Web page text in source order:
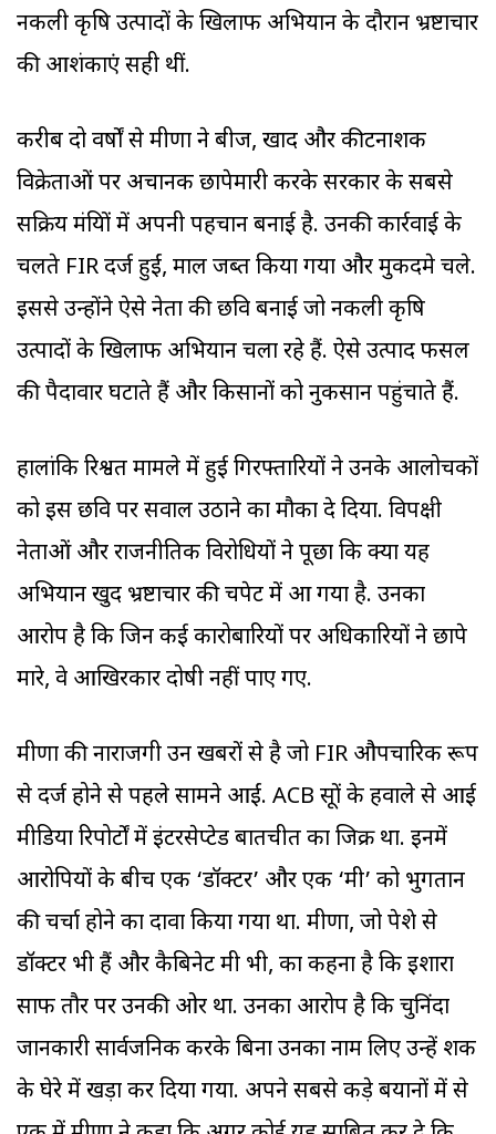
नकली कृषि उत्पादों के खिलाफ अभियान के दौरान भ्रष्टाचार
की आशंकाएं सही थीं.
करीब दो वर्षों से मीणा ने बीज, खाद और कीटनाशक
विक्रेताओं पर अचानक छापेमारी करके सरकार के सबसे
सक्रिय मंत्रियों में अपनी पहचान बनाई है. उनकी कार्रवाई के
चलते FIR दर्ज हुईं, माल जब्त किया गया और मुकदमे चले.
इससे उन्होंने ऐसे नेता की छवि बनाई जो नकली कृषि
उत्पादों के खिलाफ अभियान चला रहे हैं. ऐसे उत्पाद फसल
की पैदावार घटाते हैं और किसानों को नुकसान पहुंचाते हैं.
हालांकि रिश्वत मामले में हुई गिरफ्तारियों ने उनके आलोचकों
को इस छवि पर सवाल उठाने का मौका दे दिया. विपक्षी
नेताओं और राजनीतिक विरोधियों ने पूछा कि क्या यह
अभियान खुद भ्रष्टाचार की चपेट में आ गया है. उनका
आरोप है कि जिन कई कारोबारियों पर अधिकारियों ने छापे
मारे, वे आखिरकार दोषी नहीं पाए गए.
मीणा की नाराजगी उन खबरों से है जो FIR औपचारिक रूप
से दर्ज होने से पहले सामने आईं. ACB सूत्रों के हवाले से आई
मीडिया रिपोर्टों में इंटरसेप्टेड बातचीत का जिक्र था. इनमें
आरोपियों के बीच एक ‘डॉक्टर’ और एक ‘मंत्री’ को भुगतान
की चर्चा होने का दावा किया गया था. मीणा, जो पेशे से
डॉक्टर भी हैं और कैबिनेट मंत्री भी, का कहना है कि इशारा
साफ तौर पर उनकी ओर था. उनका आरोप है कि चुनिंदा
जानकारी सार्वजनिक करके बिना उनका नाम लिए उन्हें शक
के घेरे में खड़ा कर दिया गया. अपने सबसे कड़े बयानों में से